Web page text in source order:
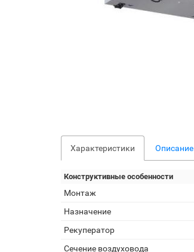
Характеристики Описание
Конструктивные особенности
Монтаж
Назначение
Рекуператор
Сечение воздуховода